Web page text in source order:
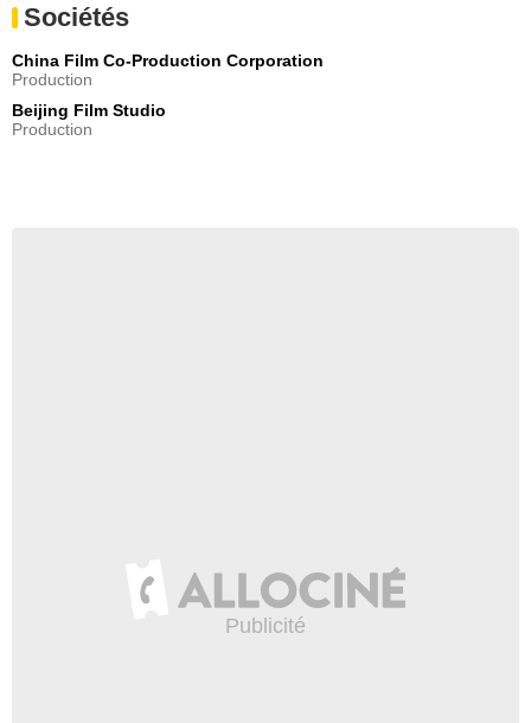
Sociétés
China Film Co-Production Corporation
Production
Beijing Film Studio
Production